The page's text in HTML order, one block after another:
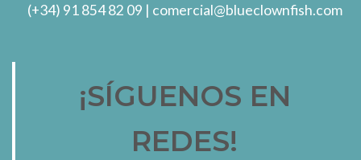
(+34) 91 854 82 09 | comercial@blueclownfish.com
¡SÍGUENOS EN
REDES!